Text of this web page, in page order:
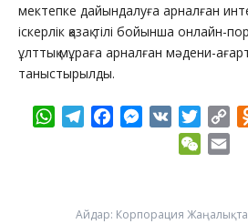
мектепке дайындалуға арналған
іскерлік қазақ тілі бойынша онлайн-
ұлттық мұраға арналған мәдени-
таныстырылды.
WhatsApp
TelegramFacebookMessenger
VK
WeChat
Айдар: Корпорация